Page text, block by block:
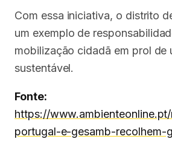
Com essa iniciativa, o distrito
um exemplo de
mobilização cidadã em prol de
sustentável.
Fonte:
https://
portugal-e-gesamb-recolhem-